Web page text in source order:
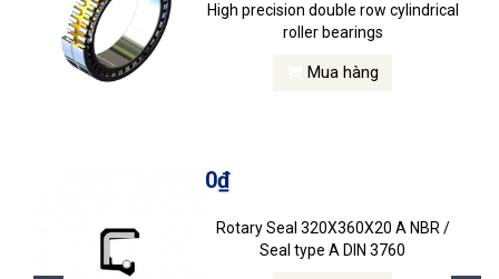
High precision double row cylindrical
roller bearings
Mua hàng
0₫
Rotary Seal 320X360X20 A NBR /
Seal type A DIN 3760